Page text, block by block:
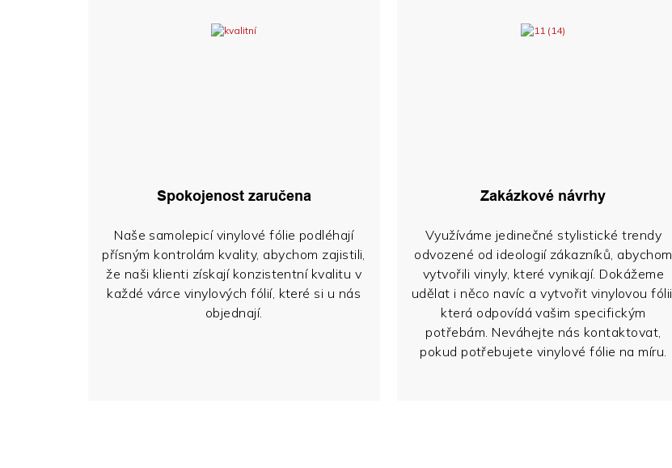
Spokojenost zaručena
Naše samolepicí vinylové fólie podléhají
přísným kontrolám kvality, abychom zajistili,
že naši klienti získají konzistentní kvalitu v
každé várce vinylových fólií, které si u nás
objednají.
Zakázkové návrhy
Využíváme jedinečné stylistické trendy
odvozené od ideologií zákazníků, abychom
vytvořili vinyly, které vynikají. Dokážeme
udělat i něco navíc a vytvořit vinylovou fólii,
která odpovídá vašim specifickým
potřebám. Neváhejte nás kontaktovat,
pokud potřebujete vinylové fólie na míru.